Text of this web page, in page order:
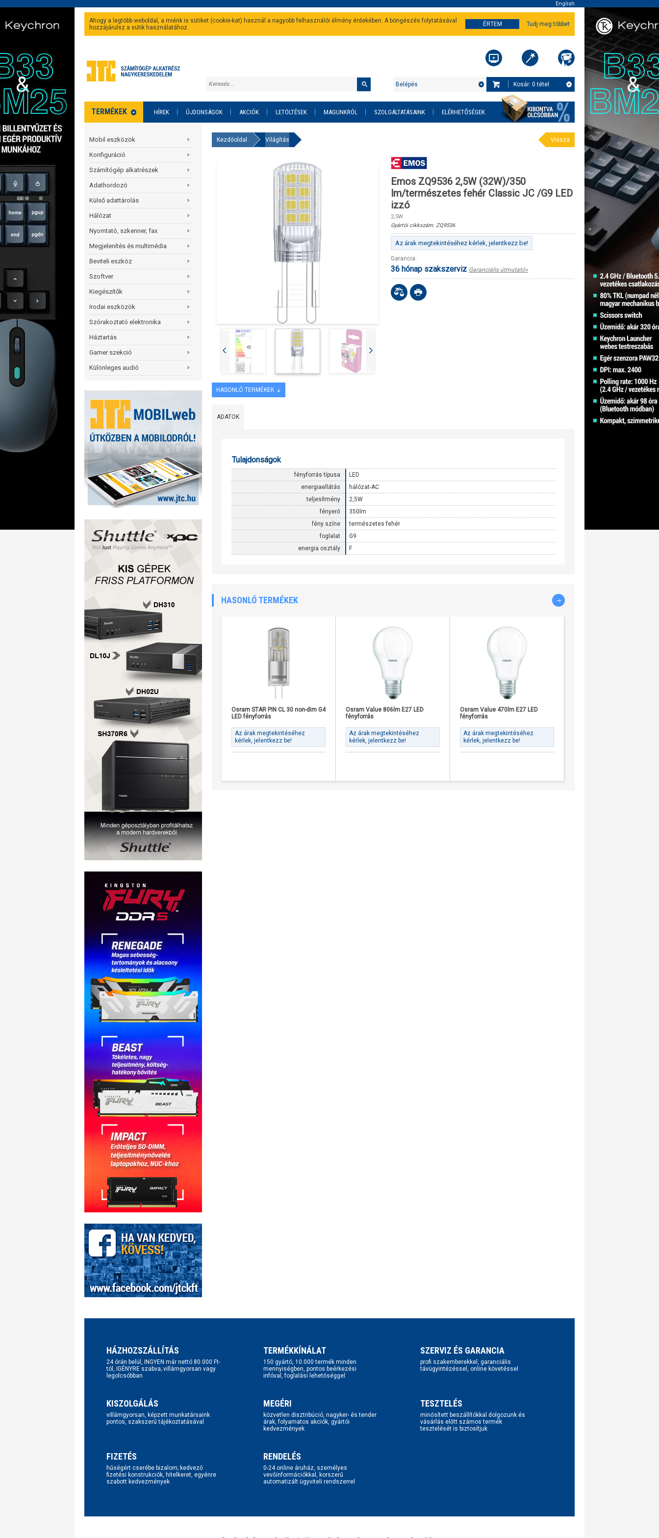
English
Ahogy a legtöbb weboldal, a miénk is sütiket (cookie-kat) használ a nagyobb felhasználói élmény érdekében. A böngészés folytatásával
hozzájárulsz a sütik használatához.
ÉRTEM Tudj meg többet
Kosár: 0 tétel
Belépés
TERMÉKEK HÍREK ÚJDONSÁGOK AKCIÓK LETÖLTÉSEK MAGUNKRÓL SZOLGÁLTATÁSAINK ELÉRHETŐSÉGEK
Mobil eszközök
Konfiguráció
Számítógép alkatrészek
Adathordozó
Külső adattárolás
Hálózat
Nyomtató, szkenner, fax
Megjelenítés és multimédia
Beviteli eszköz
Szoftver
Kiegészítők
Irodai eszközök
Szórakoztató elektronika
Háztartás
Gamer szekció
Különleges audió
Kezdőoldal Világítás Vissza
Emos ZQ9536 2,5W (32W)/350
lm/természetes fehér Classic JC /G9 LED
izzó
2,5W
Gyártói cikkszám:ZQ9536
Az árak megtekintéséhez kérlek, jelentkezz be!
Garancia:
36 hónap szakszerviz Garanciális útmutató»
HASONLÓ TERMÉKEK
ADATOK
Tulajdonságok
fényforrás típusa
LED
energiaellátás
hálózat-AC
teljesítmény
2,5W
fényerő
350lm
fény színe
természetes fehér
foglalat
G9
energia osztály
F
HASONLÓ TERMÉKEK
Osram STAR PIN CL 30 non-dim G4
LED fényforrás
Az árak megtekintéséhez
kérlek, jelentkezz be!
Osram Value 806lm E27 LED
fényforrás
Az árak megtekintéséhez
kérlek, jelentkezz be!
Osram Value 470lm E27 LED
fényforrás
Az árak megtekintéséhez
kérlek, jelentkezz be!
HÁZHOZSZÁLLÍTÁS
24 órán belül, INGYEN már nettó 80.000 Ft-
tól, IGÉNYRE szabva; villámgyorsan vagy
legolcsóbban
TERMÉKKÍNÁLAT
150 gyártó, 10.000 termék minden
mennyiségben, pontos beérkezési
infóval, foglalási lehetőséggel
SZERVIZ ÉS GARANCIA
profi szakemberekkel, garanciális
távügyintézéssel, online követéssel
KISZOLGÁLÁS
villámgyorsan, képzett munkatársaink
pontos, szakszerű tájékoztatásával
MEGÉRI
közvetlen disztribúció, nagyker- és tender
árak, folyamatos akciók, gyártói
kedvezmények
TESZTELÉS
minősített beszállítókkal dolgozunk és
vásárlás előtt számos termék
tesztelését is biztosítjuk
FIZETÉS
hűségért cserébe bizalom; kedvező
fizetési konstrukciók, hitelkeret, egyénre
szabott kedvezmények
RENDELÉS
0-24 online áruház, személyes
vevőinformációkkal, korszerű
automatizált ügyviteli rendszerrel